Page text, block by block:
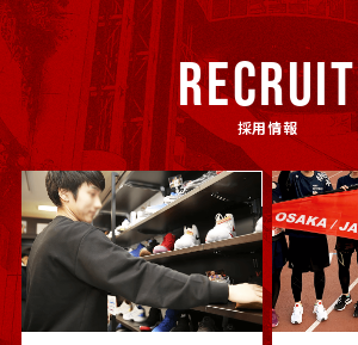
RECRUIT
採用情報